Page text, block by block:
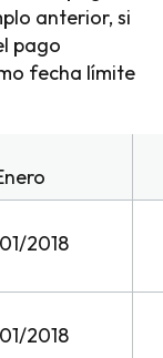
anterior, si
pago
fecha límite
2018
2018